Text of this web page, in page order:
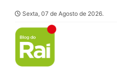
Sexta, 07 de Agosto de 2026.